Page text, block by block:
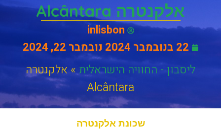
אלקנטרה Alcântara
inlisbon
22 בנובמבר 2024
נובמבר 22, 2024
ליסבון - החוויה הישראלית» אלקנטרה
Alcântara
שכונת אלקנטרה